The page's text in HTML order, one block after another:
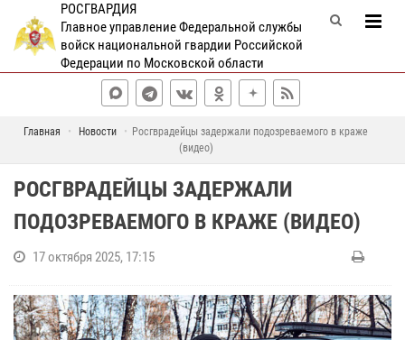
РОСГВАРДИЯ
Главное управление Федеральной службы
войск национальной гвардии Российской
Федерации по Московской области
Главная Новости
Росгврадейцы задержали подозреваемого в краже
(видео)
РОСГВРАДЕЙЦЫ ЗАДЕРЖАЛИ
ПОДОЗРЕВАЕМОГО В КРАЖЕ (ВИДЕО)
17 октября 2025, 17:15